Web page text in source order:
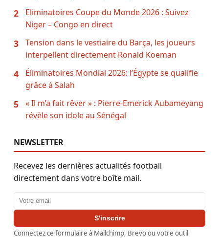
2
Eliminatoires Coupe du Monde 2026 : Suivez
Niger – Congo en direct
3
Tension dans le vestiaire du Barça, les joueurs
interpellent directement Ronald Koeman
4
Éliminatoires Mondial 2026: l’Égypte se qualifie
grâce à Salah
5
« Il m’a fait rêver » : Pierre-Emerick Aubameyang
révèle son idole au Sénégal
NEWSLETTER
Recevez les dernières actualités football
directement dans votre boîte mail.
Adresse email
S'inscrire
Connectez ce formulaire à Mailchimp, Brevo ou votre outil